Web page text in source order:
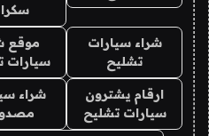
شراء سيارات
تشليح
موقع
سيارات
ارقام يشترون
سيارات تشليح
شراء